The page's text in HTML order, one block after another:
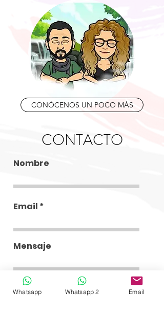
CONÓCENOS UN POCO MÁS
CONTACTO
Nombre
Email
Mensaje
Enviar
Whatsapp Whatsapp 2 Email